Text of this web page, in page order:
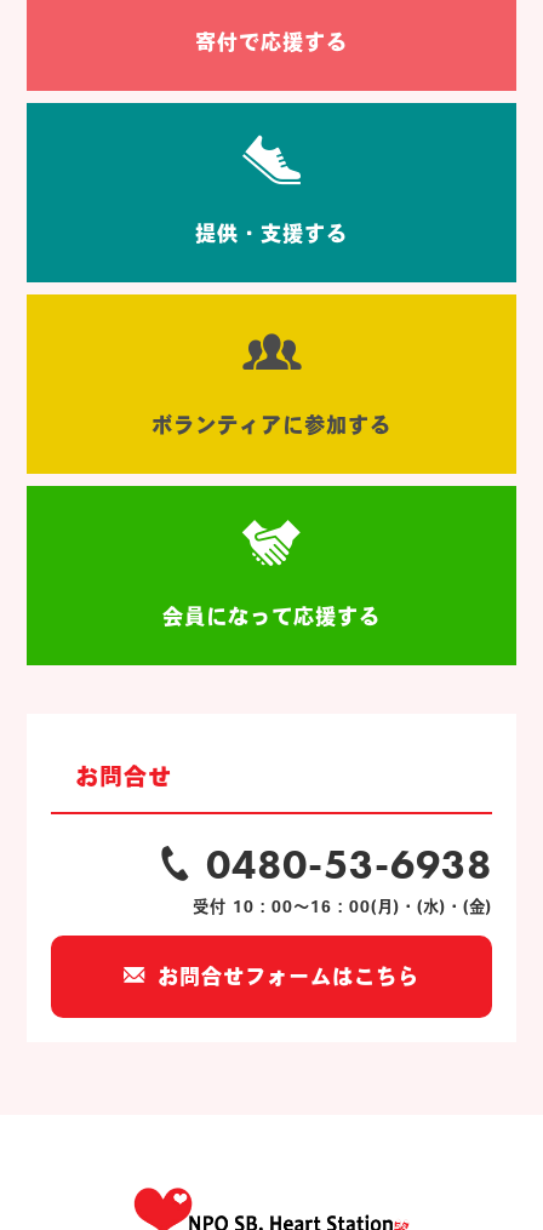
寄付で応援する
提供・支援する
ボランティアに参加する
会員になって応援する
お問合せ
0480-53-6938
受付 10：00～16：00(月)・(水)・(金)
お問合せフォームはこちら